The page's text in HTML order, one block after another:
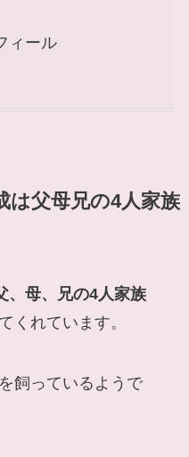
ィール
は父母兄の4人家族
、母、兄の4人家族
くれています。
飼っているようで